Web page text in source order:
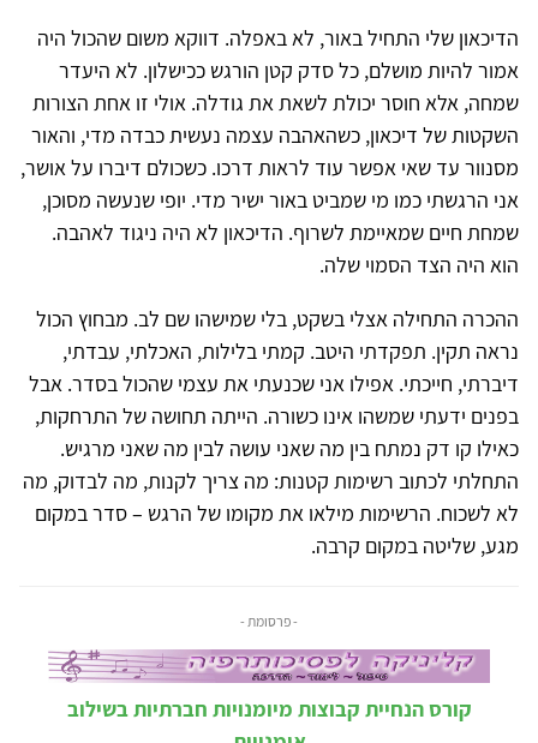
הדיכאון שלי התחיל באור, לא באפלה. דווקא משום שהכול היה
אמור להיות מושלם, כל סדק קטן הורגש ככישלון. לא היעדר
שמחה, אלא חוסר יכולת לשאת את גודלה. אולי זו אחת הצורות
השקטות של דיכאון, כשהאהבה עצמה נעשית כבדה מדי, והאור
מסנוור עד שאי אפשר עוד לראות דרכו. כשכולם דיברו על אושר,
אני הרגשתי כמו מי שמביט באור ישיר מדי. יופי שנעשה מסוכן,
שמחת חיים שמאיימת לשרוף. הדיכאון לא היה ניגוד לאהבה.
הוא היה הצד הסמוי שלה.
ההכרה התחילה אצלי בשקט, בלי שמישהו שם לב. מבחוץ הכול
נראה תקין. תפקדתי היטב. קמתי בלילות, האכלתי, עבדתי,
דיברתי, חייכתי. אפילו אני שכנעתי את עצמי שהכול בסדר. אבל
בפנים ידעתי שמשהו אינו כשורה. הייתה תחושה של התרחקות,
כאילו קו דק נמתח בין מה שאני עושה לבין מה שאני מרגיש.
התחלתי לכתוב רשימות קטנות: מה צריך לקנות, מה לבדוק, מה
לא לשכוח. הרשימות מילאו את מקומו של הרגש – סדר במקום
מגע, שליטה במקום קרבה.
- פרסומת -
קורס הנחיית קבוצות מיומנויות חברתיות בשילוב